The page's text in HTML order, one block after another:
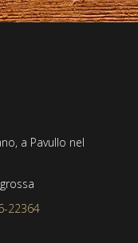
a Pavullo nel
22364